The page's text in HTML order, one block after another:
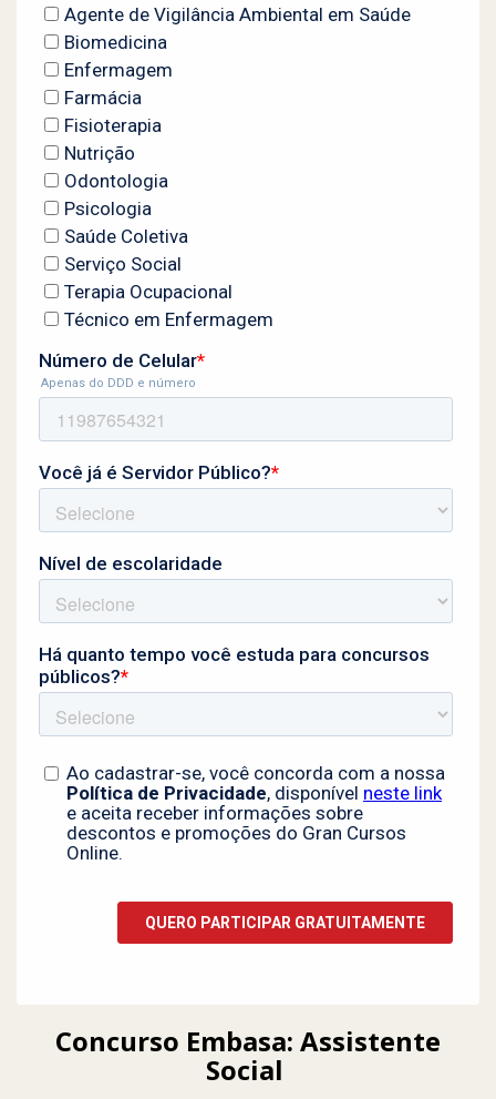
Concurso Embasa: Assistente
Social